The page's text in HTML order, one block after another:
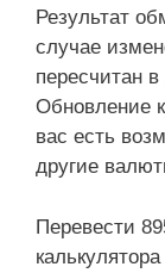
Результат
случае
пересчитан
Обновление
вас есть
другие
Перевести